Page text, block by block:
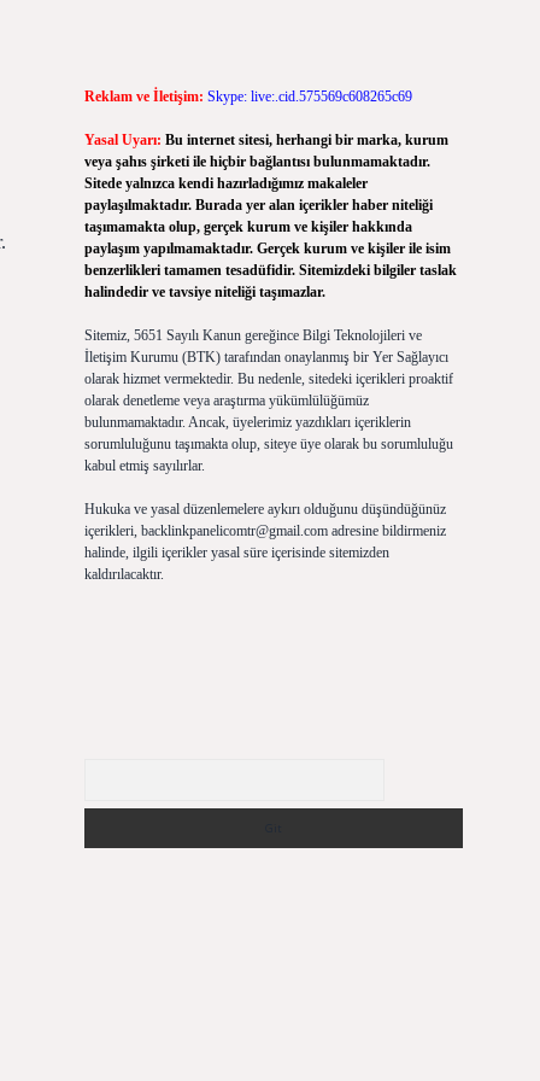
Reklam ve İletişim: Skype: live:.cid.575569c608265c69
Yasal Uyarı: Bu internet sitesi, herhangi bir marka, kurum
veya şahıs şirketi ile hiçbir bağlantısı bulunmamaktadır.
Sitede yalnızca kendi hazırladığımız makaleler
paylaşılmaktadır. Burada yer alan içerikler haber niteliği
taşımamakta olup, gerçek kurum ve kişiler hakkında
paylaşım yapılmamaktadır. Gerçek kurum ve kişiler ile isim
benzerlikleri tamamen tesadüfidir. Sitemizdeki bilgiler taslak
halindedir ve tavsiye niteliği taşımazlar.
Sitemiz, 5651 Sayılı Kanun gereğince Bilgi Teknolojileri ve
İletişim Kurumu (BTK) tarafından onaylanmış bir Yer Sağlayıcı
olarak hizmet vermektedir. Bu nedenle, sitedeki içerikleri proaktif
olarak denetleme veya araştırma yükümlülüğümüz
bulunmamaktadır. Ancak, üyelerimiz yazdıkları içeriklerin
sorumluluğunu taşımakta olup, siteye üye olarak bu sorumluluğu
kabul etmiş sayılırlar.
Hukuka ve yasal düzenlemelere aykırı olduğunu düşündüğünüz
içerikleri, backlinkpanelicomtr@gmail.comadresine bildirmeniz
halinde, ilgili içerikler yasal süre içerisinde sitemizden
kaldırılacaktır.